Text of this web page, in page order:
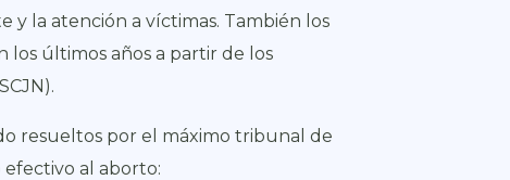
y la atención a víctimas. También los
los últimos años a partir de los
resueltos por el máximo tribunal de
efectivo al aborto: